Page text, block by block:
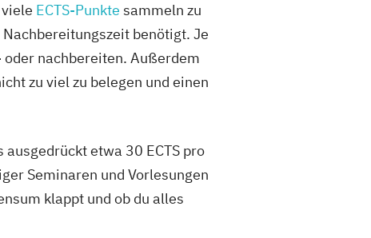
ECTS-Punkte sammeln zu
benötigt. Je
oder nachbereiten. Außerdem
zu viel zu belegen und einen
etwa 30 ECTS pro
Seminaren und Vorlesungen
klappt und ob du alles